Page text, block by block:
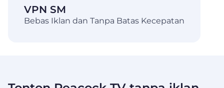
VPN SM
Bebas Iklan dan Tanpa Batas Kecepatan